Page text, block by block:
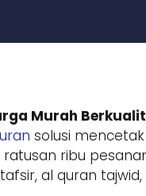
Murah
solusi
ribu
al quran